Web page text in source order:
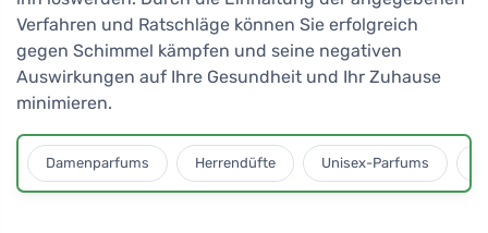
Verfahren und Ratschläge können Sie erfolgreich
gegen Schimmel kämpfen und seine negativen
Auswirkungen auf Ihre Gesundheit und Ihr Zuhause
minimieren.
Damenparfums Herrendüfte Unisex-Parfums